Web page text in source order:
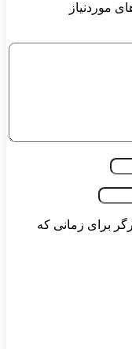
موردنیاز
برای زمانی که